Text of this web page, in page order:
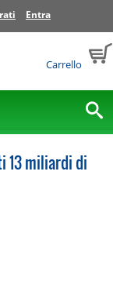
Entra
Carrello
13 miliardi di